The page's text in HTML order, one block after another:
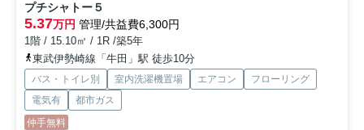
プチシャトー５
5.37万円 管理/共益費6,300円
1階 / 15.10㎡ / 1R /築5年
東武伊勢崎線「牛田」駅 徒歩10分
バス・トイレ別 室内洗濯機置場 エアコン
フローリング
電気有
都市ガス
仲手無料